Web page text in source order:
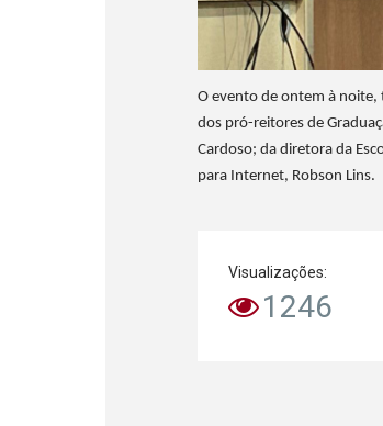
O evento de ontem à noite,
dos pró-reitores de
Cardoso; da diretora da
para Internet, Robson Lins.
Visualizações:
1246